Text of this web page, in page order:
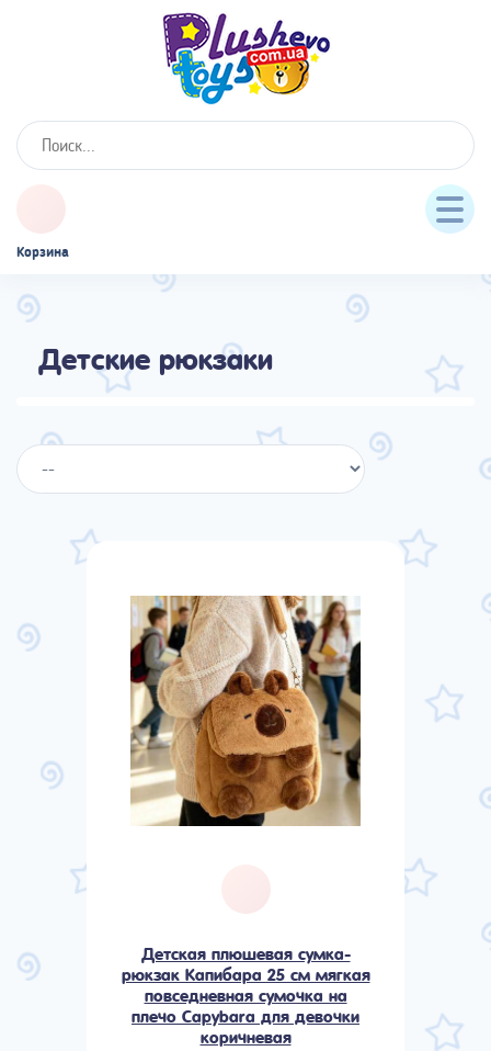
Корзина
Детские рюкзаки
Детская плюшевая сумка-
рюкзак Капибара 25 см мягкая
повседневная сумочка на
плечо Сapybara для девочки
коричневая